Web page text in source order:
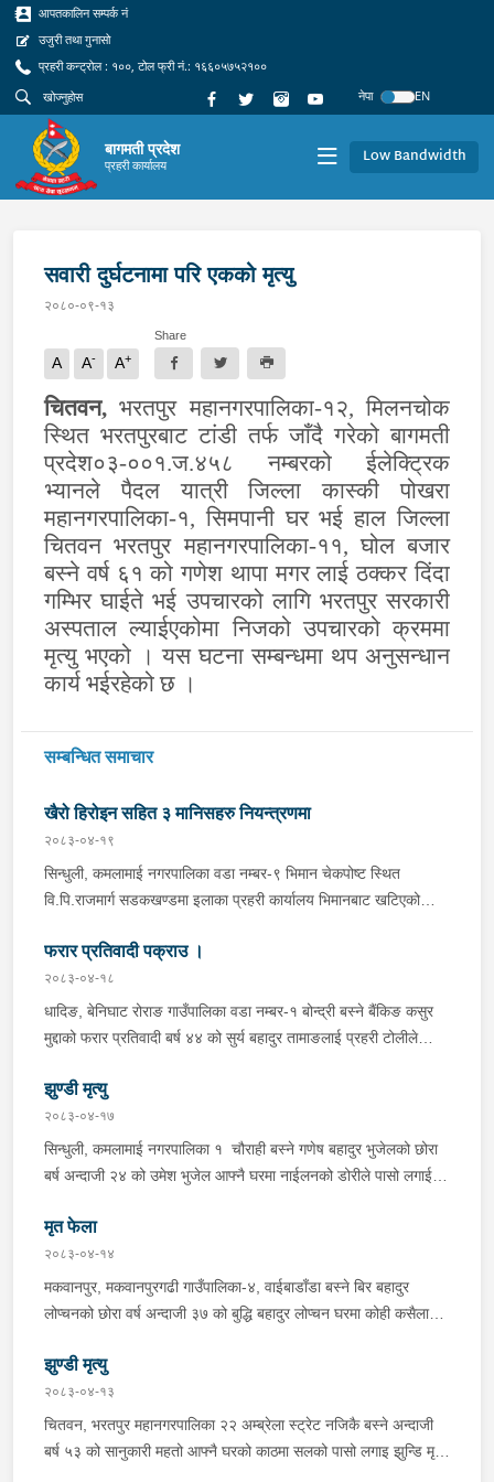
आपतकालिन सम्पर्क नं
उजुरी तथा गुनासो
प्रहरी कन्ट्रोल : १००, टोल फ्री नं.: १६६०५७५२१००
नेपा
EN
बागमती प्रदेश
प्रहरी कार्यालय Low Bandwidth
सवारी दुर्घटनामा परि एकको मृत्यु
२०८०-०९-१३
A A- A+
Share
चितवन, भरतपुर महानगरपालिका-१२, मिलनचोक
स्थित भरतपुरबाट टांडी तर्फ जाँदै गरेको बागमती
प्रदेश०३-००१.ज.४५८ नम्बरको ईलेक्ट्रिक
भ्यानले पैदल यात्री जिल्ला कास्की पोखरा
महानगरपालिका-१, सिमपानी घर भई हाल जिल्ला
चितवन भरतपुर महानगरपालिका-११, घोल बजार
बस्ने वर्ष ६१ को गणेश थापा मगर लाई ठक्कर दिंदा
गम्भिर घाईते भई उपचारको लागि भरतपुर सरकारी
अस्पताल ल्याईएकोमा निजको उपचारको क्रममा
मृत्यु भएको । यस घटना सम्बन्धमा थप अनुसन्धान
कार्य भईरहेको छ ।
सम्बन्धित समाचार
खैरो हिरोइन सहित ३ मानिसहरु नियन्त्रणमा
२०८३-०४-१९
सिन्धुली, कमलामाई नगरपालिका वडा नम्बर-९ भिमान चेकपोष्ट स्थित
वि.पि.राजमार्ग सडकखण्डमा इलाका प्रहरी कार्यालय भिमानबाट खटिएको
बर्दिवासको संयुक्त टोलीले मोरङबाट काठमाण्डौ तर्फ जाँदै गरेको चालक
सिन्धुली कमलामाई नगरपालिका वडा नम्बर- १२ बस्ने बर्ष अन्दाजी-२९ को
चन्द्र बहादुर माझीले चलाएको म.प्र. व०४-००१ ज ००८६ नं. को
यात्रुबाहक E.V. हायसमा सवार जिल्ला सिराह मिर्चैया नगरपालिका-५ बस्ने
ल्याएको तरकारीको बोरा भित्र डब्बामा प्लास्टिकले पोका पारी लुकाई छिपाई
ल्याएको लागु औषध खैरो हिरोइन जस्तो देखिने गिलो पदार्थ ४५.१९० फेला
पारी नियन्त्रणमा लिई सोधपुछ गर्दा पछाडी मोटरसाइकलमा सवार चालक
अभिषेक कुमार साह र सवार राहुल कुमार मण्डलले उक्त सामान दिई पठाएको
भनि खुल्न आएको हुँदा मोटरसाइकल सहित निजहरुलाई नियन्त्रणमा लिई थप
अनुसन्धान कार्य भईरहेको ।
फरार प्रतिवादी पक्राउ ।
२०८३-०४-१८
धादिङ, बेनिघाट रोराङ गाउँपालिका वडा नम्बर-१ बोन्द्री बस्ने बैंकिङ कसुर
मुद्दाको फरार प्रतिवादी बर्ष ४४ को सुर्य बहादुर तामाङलाई प्रहरी टोलीले
झुण्डी मृत्यु
२०८३-०४-१७
सिन्धुली, कमलामाई नगरपालिका १ चौराही बस्ने गणेष बहादुर भुजेलको छोरा
बर्ष अन्दाजी २४ को उमेश भुजेल आफ्नै घरमा नाईलनको डोरीले पासो लगाई
घटनास्थलमा मुचुल्का सहित थप अनुसन्धान कार्य भइरहेको ।
मृत फेला
२०८३-०४-१४
मकवानपुर, मकवानपुरगढी गाउँपालिका-४, वाईबाडाँडा बस्ने बिर बहादुर
लोप्चनको छोरा वर्ष अन्दाजी ३७ को बुद्धि बहादुर लोप्चन घरमा कोही कसैलाई
मिति २०८३।०४।१४ गते सोहि स्थित कुसुमटार खोल्सामा घोप्टो परी मृत
अवस्थामा फेला परेको । यस घटना सम्बन्धमा थप अनुसन्धान कार्य भईरहेको
छ ।
झुण्डी मृत्यु
२०८३-०४-१३
चितवन, भरतपुर महानगरपालिका २२ अम्ब्रेला स्ट्रेट नजिकै बस्ने अन्दाजी
बर्ष ५३ को सानुकारी महतो आफ्नै घरको काठमा सलको पासो लगाइ झुन्डि मृत्यु